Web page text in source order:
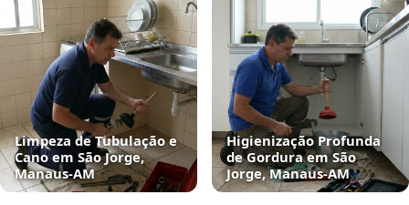
Limpeza de Tubulação e
Cano em São Jorge,
Manaus‑AM
Higienização Profunda
de Gordura em São
Jorge, Manaus‑AM